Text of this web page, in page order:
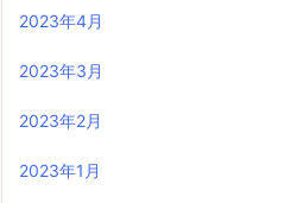
2023年4月
2023年3月
2023年2月
2023年1月